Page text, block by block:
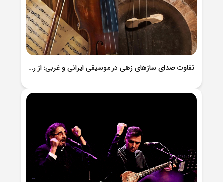
تفاوت صدای سازهای زهی در موسیقی ایرانی و غربی؛ از ردیف موسیقی ایرانی تا ارکسترهای غربی